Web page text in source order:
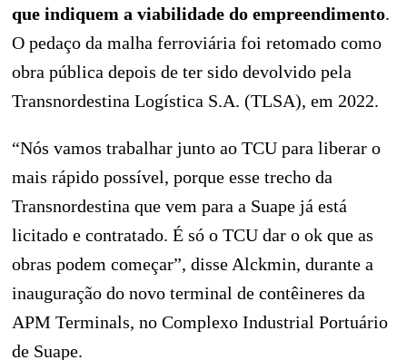
que indiquem a viabilidade do empreendimento.
O pedaço da malha ferroviária foi retomado como
obra pública depois de ter sido devolvido pela
Transnordestina Logística S.A. (TLSA), em 2022.
“Nós vamos trabalhar junto ao TCU para liberar o
mais rápido possível, porque esse trecho da
Transnordestina que vem para a Suape já está
licitado e contratado. É só o TCU dar o ok que as
obras podem começar”, disse Alckmin, durante a
inauguração do novo terminal de contêineres da
APM Terminals, no Complexo Industrial Portuário
de Suape.